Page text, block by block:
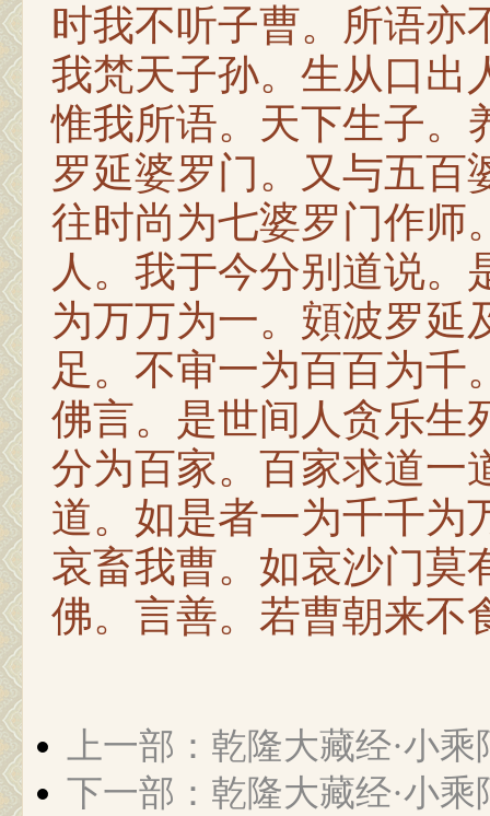
时我不听子曹。所语亦
我梵天子孙。生从口出
惟我所语。天下生子。
罗延婆罗门。又与五百
往时尚为七婆罗门作师
人。我于今分别道说。
为万万为一。頞波罗延
足。不审一为百百为千
佛言。是世间人贪乐生
分为百家。百家求道一
道。如是者一为千千为
哀畜我曹。如哀沙门莫
佛。言善。若曹朝来不
上一部：乾隆大藏经·小
下一部：乾隆大藏经·小